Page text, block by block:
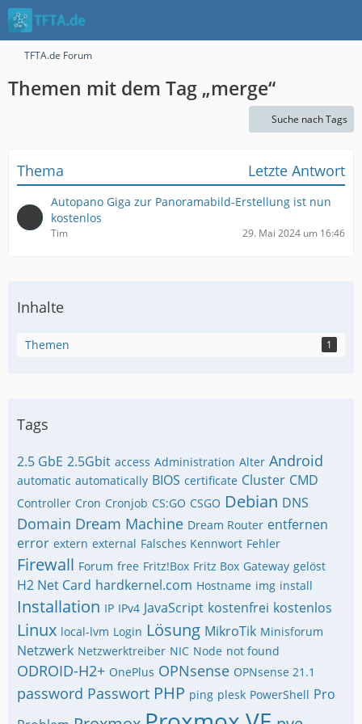
TFTA.de Forum
Themen mit dem Tag „merge“
Suche nach Tags
Thema Letzte Antwort
Autopano Giga zur Panoramabild-Erstellung ist nun
kostenlos
Tim 29. Mai 2024 um 16:46
Inhalte
Themen 1
Tags
2.5 GbE 2.5Gbit access Administration Alter Android
automatic automatically BIOS certificate Cluster CMD
Controller Cron Cronjob CS:GO CSGO Debian DNS
Domain Dream Machine Dream Router entfernen
error extern external Falsches Kennwort Fehler
Firewall Forum free Fritz!Box Fritz Box Gateway gelöst
H2 Net Card hardkernel.com Hostname img install
Installation IP IPv4 JavaScript kostenfrei kostenlos
Linux local-lvm Login Lösung MikroTik Minisforum
Netzwerk Netzwerktreiber NIC Node not found
ODROID-H2+ OnePlus OPNsense OPNsense 21.1
password Passwort PHP ping plesk PowerShell Pro